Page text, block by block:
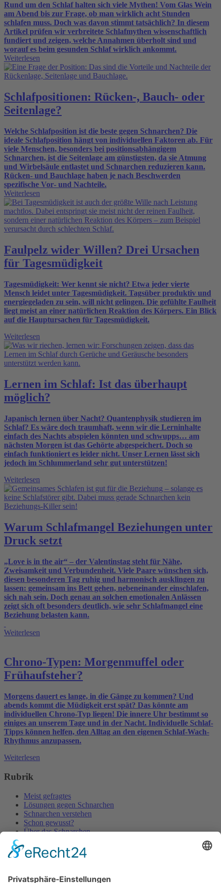
Rund um den Schlaf halten sich viele Mythen! Vom Glas Wein
am Abend bis zur Frage, ob man wirklich acht Stunden
schlafen muss. Doch was davon stimmt tatsächlich? In diesem
Artikel prüfen wir verbreitete Schlafmythen wissenschaftlich
fundiert und zeigen, welche Annahmen überholt sind und
worauf es beim gesunden Schlaf wirklich ankommt.
Weiterlesen
Schlafpositionen: Rücken-, Bauch- oder
Seitenlage?
Welche Schlafposition ist die beste gegen Schnarchen? Die
ideale Schlafposition hängt von individuellen Faktoren ab. Für
viele Menschen, besonders bei positionsabhängigem
Schnarchen, ist die Seitenlage am günstigsten, da sie Atmung
und Wirbelsäule entlastet und Schnarchen reduzieren kann.
Rücken‑ und Bauchlage haben je nach Beschwerden
spezifische Vor‑ und Nachteile.
Weiterlesen
Faulpelz wider Willen? Drei Ursachen
für Tagesmüdigkeit
Tagesmüdigkeit: Wer kennt sie nicht? Etwa jeder vierte
Mensch leidet unter Tagesmüdigkeit. Tagsüber produktiv und
energiegeladen zu sein, will nicht gelingen. Die gefühlte Faulheit
liegt meist an einer natürlichen Reaktion des Körpers. Ein Blick
auf die Hauptursachen für Tagesmüdigkeit.
Weiterlesen
Lernen im Schlaf: Ist das überhaupt
möglich?
Japanisch lernen über Nacht? Quantenphysik studieren im
Schlaf? Es wäre doch traumhaft, wenn wir die Lerninhalte
einfach des Nachts abspielen könnten und schwupps… am
nächsten Morgen ist das Gehörte abgespeichert. Doch so
einfach funktioniert es leider nicht. Unser Lernen lässt sich
jedoch im Schlummerland sehr gut unterstützen!
Weiterlesen
Warum Schlafmangel Beziehungen unter
Druck setzt
„Love is in the air“ – der Valentinstag steht für Nähe,
Zweisamkeit und Verbundenheit. Viele Paare wünschen sich,
diesen besonderen Tag ruhig und harmonisch ausklingen zu
lassen: gemeinsam ins Bett gehen, nebeneinander einschlafen,
sich nah sein. Doch genau an solchen emotionalen Anlässen
zeigt sich oft besonders deutlich, wie sehr Schlafmangel eine
Beziehung belasten kann.
Weiterlesen
Chrono-Typen: Morgenmuffel oder
Frühaufsteher?
Morgens dauert es lange, in die Gänge zu kommen? Und
abends kommt die Müdigkeit erst spät? Das könnte am
individuellen Chrono-Typ liegen! Die innere Uhr bestimmt so
einiges an unserem Tage und in der Nacht. Individuelle Schlaf-
Tipps können helfen, den Alltag an den eigenen Schlaf-Wach-
Rhythmus anzupassen.
Weiterlesen
Rubrik
Meist gefragtes
Lösungen gegen Schnarchen
Schnarchen verstehen
Schon gewusst?
Über das Schnarchen